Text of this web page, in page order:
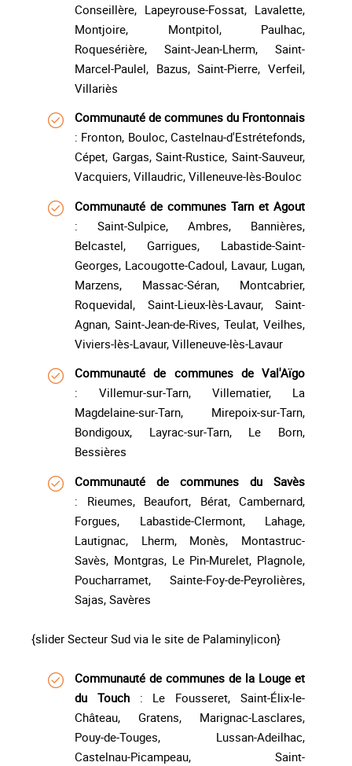
Conseillère, Lapeyrouse-Fossat, Lavalette,
Montjoire, Montpitol, Paulhac,
Roquesérière, Saint-Jean-Lherm, Saint-
Marcel-Paulel, Bazus, Saint-Pierre, Verfeil,
Villariès
Communauté de communes du Frontonnais
: Fronton, Bouloc, Castelnau-d'Estrétefonds,
Cépet, Gargas, Saint-Rustice, Saint-Sauveur,
Vacquiers, Villaudric, Villeneuve-lès-Bouloc
Communauté de communes Tarn et Agout
: Saint-Sulpice, Ambres, Bannières,
Belcastel, Garrigues, Labastide-Saint-
Georges, Lacougotte-Cadoul, Lavaur, Lugan,
Marzens, Massac-Séran, Montcabrier,
Roquevidal, Saint-Lieux-lès-Lavaur, Saint-
Agnan, Saint-Jean-de-Rives, Teulat, Veilhes,
Viviers-lès-Lavaur, Villeneuve-lès-Lavaur
Communauté de communes de Val'Aïgo
: Villemur-sur-Tarn, Villematier, La
Magdelaine-sur-Tarn, Mirepoix-sur-Tarn,
Bondigoux, Layrac-sur-Tarn, Le Born,
Bessières
Communauté de communes du Savès
: Rieumes, Beaufort, Bérat, Cambernard,
Forgues, Labastide-Clermont, Lahage,
Lautignac, Lherm, Monès, Montastruc-
Savès, Montgras, Le Pin-Murelet, Plagnole,
Poucharramet, Sainte-Foy-de-Peyrolières,
Sajas, Savères
{slider Secteur Sud via le site de Palaminy|icon}
Communauté de communes de la Louge et
du Touch: Le Fousseret, Saint-Élix-le-
Château, Gratens, Marignac-Lasclares,
Pouy-de-Touges, Lussan-Adeilhac,
Castelnau-Picampeau, Saint-